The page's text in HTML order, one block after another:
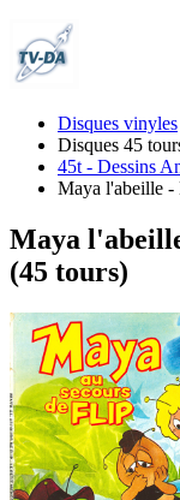
Disques vinyles
Disques 45
45t - Dessins
Maya l'abeille -
Maya
(45 tours)